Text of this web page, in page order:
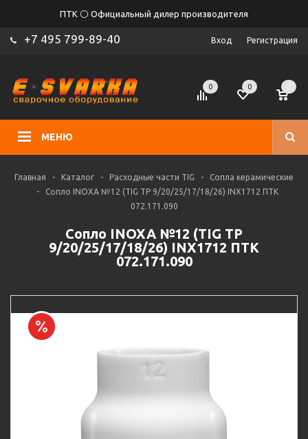
ПТК ⚪ Официальный дилер производителя
+7 495 799-89-40 Вход Регистрация
МЕНЮ
0 0
Главная - Каталог - Расходные части TIG -
Сопла керамические
-
Сопло INOXA №12 (TIG TP 9/20/25/17/18/26) INX1712 ПТК
072.171.090
Сопло INOXA №12 (TIG TP
9/20/25/17/18/26) INX1712 ПТК
072.171.090